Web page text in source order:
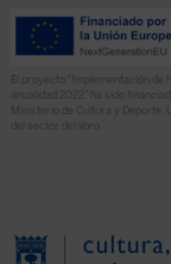
El proyecto “Implementación
anualidad 2022” ha sido
Ministerio de Cultura y Deporte.
del sector del libro.